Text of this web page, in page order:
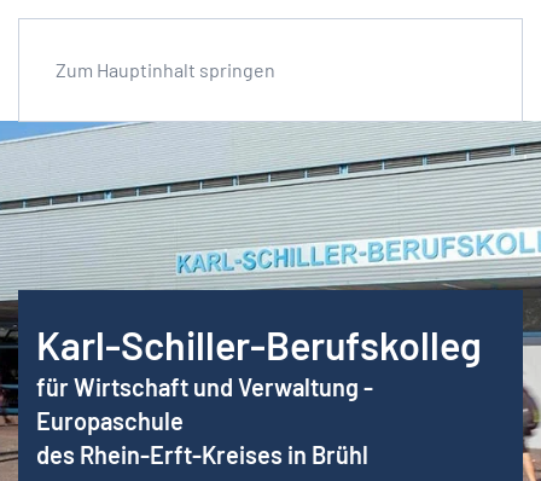
Zum Hauptinhalt springen
Karl-Schiller-Berufskolleg
für Wirtschaft und Verwaltung -
Europaschule
des Rhein-Erft-Kreises in Brühl